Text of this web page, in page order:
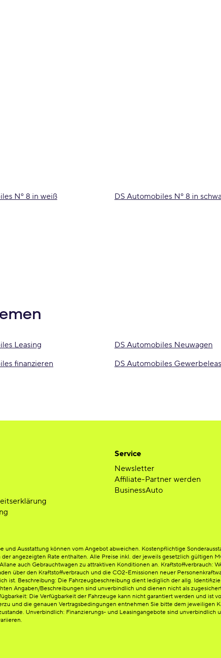
Nº 8 in weiß DS Automobiles Nº 8 in
Leasing
DS Automobiles Neuwagen
finanzieren DS Automobiles
Service
Newsletter
Affiliate-Partner werden
BusinessAuto
Ausstattung können vom Angebot abweichen. Kostenpflichtige
angezeigten Rate enthalten. Alle Preise inkl. der jeweils gesetzlich gültigen
auch Gebrauchtwagen zu attraktiven Konditionen an. Kraftstoffverbrauch:
über den Kraftstoffverbrauch und die CO2-Emissionen neuer
ist. Beschreibung: Die Fahrzeugbeschreibung dient lediglich der allg.
Angaben/Beschreibungen sind unverbindlich und dienen nicht als
Die Verfügbarkeit der Fahrzeuge kann nicht garantiert werden und ist
und die genauen Vertragsbedingungen entnehmen Sie bitte dem jeweiligen
Unverbindlich: Finanzierungs- und Leasingangebote sind